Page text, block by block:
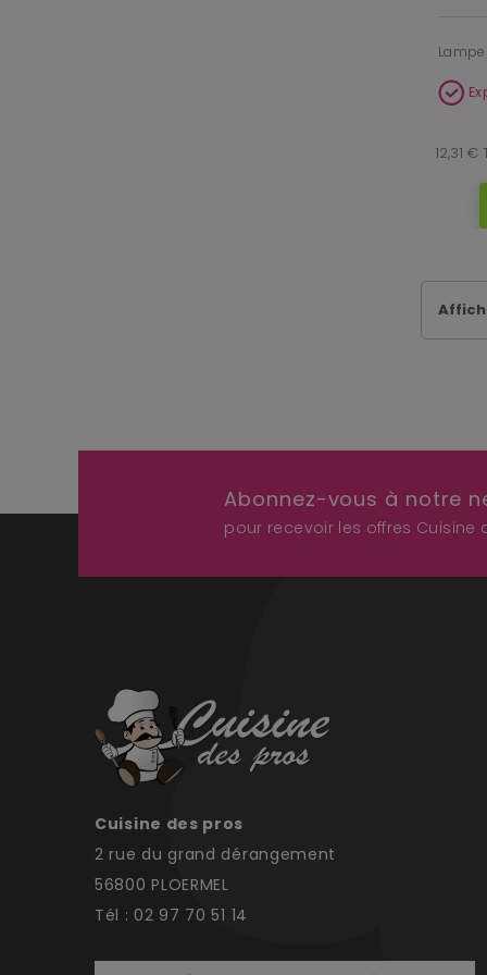
12,31 €
Abonnez-vous à notre
pour recevoir les offres Cuisine
Cuisine des pros
2 rue du grand dérangement
56800 PLOERMEL
Tél : 02 97 70 51 14